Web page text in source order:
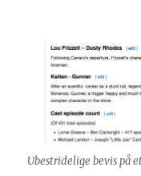
Ubestridelige bevis på